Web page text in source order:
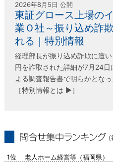
2026年8月5日 公開
東証グロース上場の
業Ｏ社～振り込め詐
れる｜特別情報
経理部長が振り込め詐欺に遭
円を詐取された詳細が7月24
よる調査報告書で明らかとな
［特別情報とは ▶］
1位 老人ホーム経営等（福岡県）